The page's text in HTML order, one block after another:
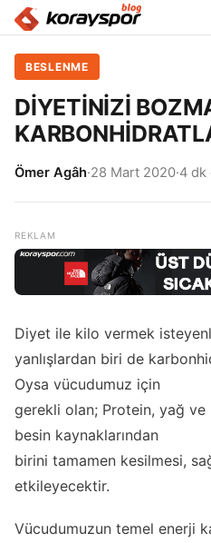
BESLENME
DİYETİNİZİ
Ömer Agâh·28 Mart 2020·4 dk
Diyet ile kilo vermek
yanlışlardan biri de
Oysa vücudumuz için
gerekli olan; Protein, yağ
besin kaynaklarından
birini tamamen kesilmesi,
etkileyecektir.
Vücudumuzun temel enerji